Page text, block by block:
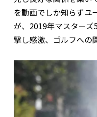
を動画でしか知らずユ
が、2019年マスター
撃し感激、ゴルフへの